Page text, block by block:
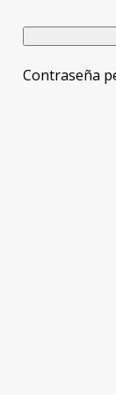
Contraseña